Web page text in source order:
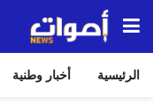
الرئيسية أخبار وطنية